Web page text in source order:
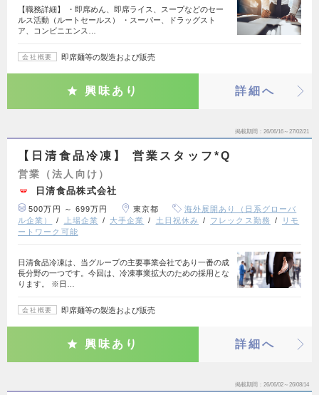
【職務詳細】 ・即席めん、即席ライス、スープなどのセー
ルス活動（ルートセールス） ・スーパー、ドラッグスト
ア、コンビニエンス…
会社概要 即席麺等の製造および販売
興味あり 詳細へ
掲載期間 26/06/16～27/02/21
【日清食品冷凍】 営業スタッフ*Q
営業（法人向け）
日清食品株式会社
500万円 ～ 699万円 東京都
海外展開あり（日系グローバ
ル企業）
上場企業 大手企業 土日祝休み フレックス勤務
リモ
ートワーク可能
日清食品冷凍は、当グループの主要事業会社であり一番の成
長分野の一つです。今回は、冷凍事業拡大のための採用とな
ります。 ※日…
会社概要 即席麺等の製造および販売
興味あり 詳細へ
掲載期間 26/06/02～26/08/14